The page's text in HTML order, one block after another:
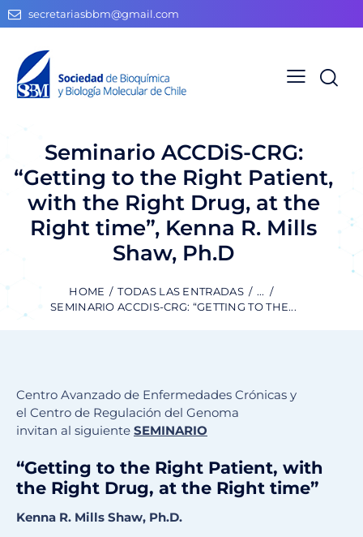
secretariasbbm@gmail.com
Seminario ACCDiS-CRG:
“Getting to the Right Patient,
with the Right Drug, at the
Right time”, Kenna R. Mills
Shaw, Ph.D
HOME TODAS LAS ENTRADAS
...
SEMINARIO ACCDIS-CRG: “GETTING TO THE...
Centro Avanzado de Enfermedades Crónicas y
el Centro de Regulación del Genoma
invitan al siguiente SEMINARIO
“Getting to the Right Patient, with
the Right Drug, at the Right time”
Kenna R. Mills Shaw, Ph.D.